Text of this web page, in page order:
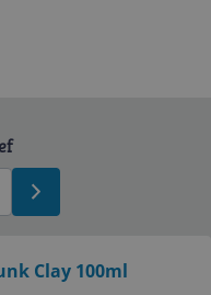
Clay 100ml